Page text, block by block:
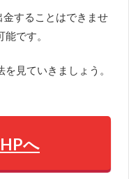
することはできませ
です。
見ていきましょう。
へ